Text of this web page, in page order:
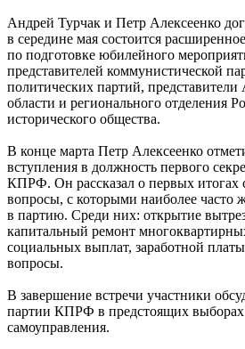
Андрей Турчак и Петр Алексеенко
в середине мая состоится
по подготовке юбилейного
представителей коммунистической
политических партий,
области и регионального отделения
исторического общества.
В конце марта Петр Алексеенко
вступления в должность первого
КПРФ. Он рассказал о первых итогах
вопросы, с которыми наиболее часто
в партию. Среди них: открытие
капитальный ремонт
социальных выплат, заработной
вопросы.
В завершение встречи участники
партии КПРФ в предстоящих выборах
самоуправления.